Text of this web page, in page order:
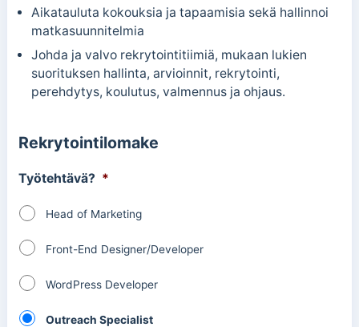
Aikatauluta kokouksia ja tapaamisia sekä hallinnoi
matkasuunnitelmia
Johda ja valvo rekrytointitiimiä, mukaan lukien
suorituksen hallinta, arvioinnit, rekrytointi,
perehdytys, koulutus, valmennus ja ohjaus.
Rekrytointilomake
Työtehtävä? *
Head of Marketing
Front-End Designer/Developer
WordPress Developer
Outreach Specialist